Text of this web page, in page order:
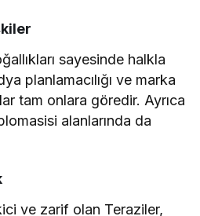
sayesinde halkla
planlamacılığı ve marka
tam onlara göredir. Ayrıca
alanlarında da
ve zarif olan Teraziler,